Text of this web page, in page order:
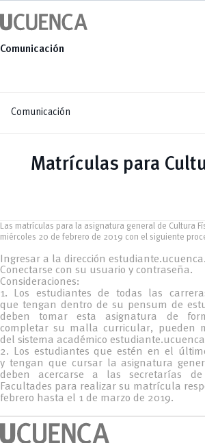
al
contenido
Comunicación
Comunicación
Equipo
Servicios
Congresos
Educación, Artes y Humanidades
Industria y Construcción
Ingeniería Industria y Construcción
INgenieriaIndustria y Construcción
Ingenierías
Ingenierías, Tecnologías, Arquitectura, y
Salud Humana y Bienestar
Tecnologías
y Agropecuarias
Artes
Bienestar
Deportes
Epicentro de innovación
Género
Gestión
Innovación
Investigación
MOVERU
Posgrados
Radio Universitaria
Salud
Sostenibilidad
Vinculación
Ciencia y Tecnología
Culturales
Deportivos
Gestión
Innovación
Investigación
Vinculación
Matrículas para
Las matrículas para la asignatura general de Cultura
miércoles 20 de febrero de 2019 con el siguiente
Ingresar a la dirección
Conectarse con su usuario y contraseña.
Consideraciones:
1. Los estudiantes de todas las
que tengan dentro de su pensum de
deben tomar esta asignatura de
completar su malla curricular, pueden
del sistema académico
2. Los estudiantes que estén en el
y tengan que cursar la asignatura
deben acercarse a las secretarías
Facultades para realizar su matrícula
febrero hasta el 1 de marzo de 2019.